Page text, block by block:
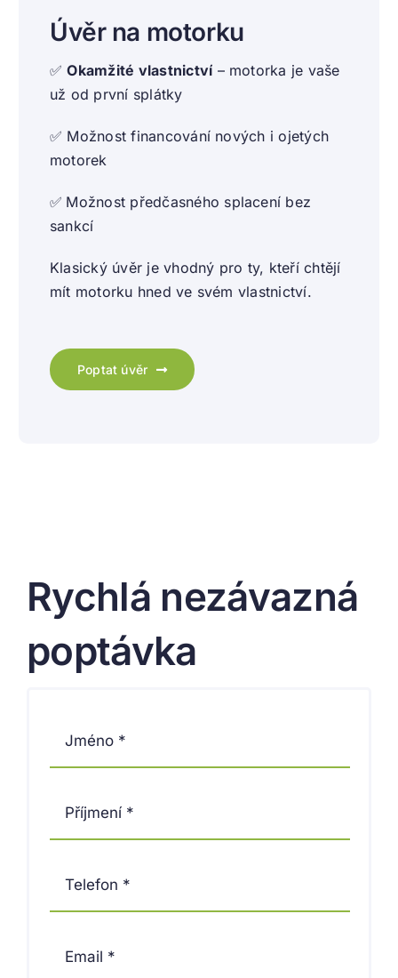
Úvěr na motorku
✅Okamžité vlastnictví – motorka je vaše
už od první splátky
✅ Možnost financování nových i ojetých
motorek
✅ Možnost předčasného splacení bez
sankcí
Klasický úvěr je vhodný pro ty, kteří chtějí
mít motorku hned ve svém vlastnictví.
Poptat úvěr
Rychlá nezávazná
poptávka